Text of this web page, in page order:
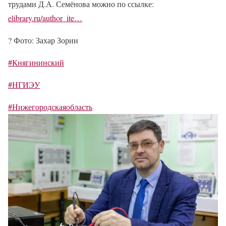
трудами Д.А. Семёнова можно по ссылке:
elibrary.ru/author_ite…
?Фото: Захар Зорин
#Княгининский
#НГИЭУ
#Нижегородскаяобласть